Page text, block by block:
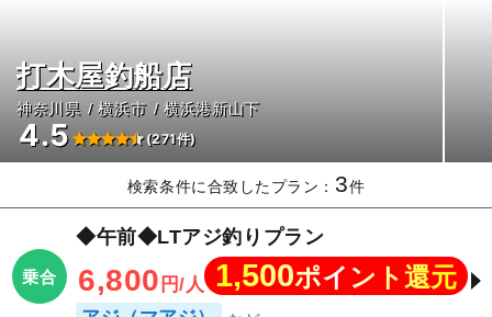
打木屋釣船店
神奈川県 横浜市 横浜港新山下
4.5 (271件)
検索条件に合致したプラン： 3件
乗合
◆午前◆LTアジ釣りプラン
6,800 円/人 1,500ポイント還元